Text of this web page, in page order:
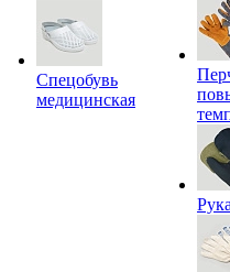
Спецобувь
медицинская